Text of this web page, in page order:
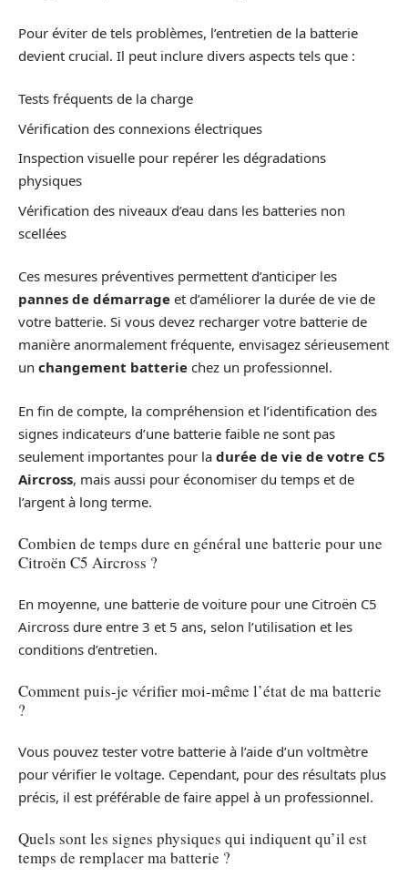
Pour éviter de tels problèmes, l’entretien de la batterie
devient crucial. Il peut inclure divers aspects tels que :
Tests fréquents de la charge
Vérification des connexions électriques
Inspection visuelle pour repérer les dégradations
physiques
Vérification des niveaux d’eau dans les batteries non
scellées
Ces mesures préventives permettent d’anticiper les
pannes de démarrage et d’améliorer la durée de vie de
votre batterie. Si vous devez recharger votre batterie de
manière anormalement fréquente, envisagez sérieusement
un changement batterie chez un professionnel.
En fin de compte, la compréhension et l’identification des
signes indicateurs d’une batterie faible ne sont pas
seulement importantes pour la durée de vie de votre C5
Aircross, mais aussi pour économiser du temps et de
l’argent à long terme.
Combien de temps dure en général une batterie pour une
Citroën C5 Aircross ?
En moyenne, une batterie de voiture pour une Citroën C5
Aircross dure entre 3 et 5 ans, selon l’utilisation et les
conditions d’entretien.
Comment puis-je vérifier moi-même l’état de ma batterie
?
Vous pouvez tester votre batterie à l’aide d’un voltmètre
pour vérifier le voltage. Cependant, pour des résultats plus
précis, il est préférable de faire appel à un professionnel.
Quels sont les signes physiques qui indiquent qu’il est
temps de remplacer ma batterie ?